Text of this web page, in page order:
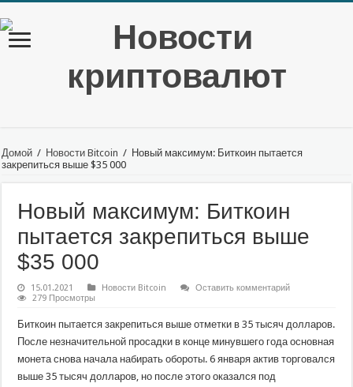
Домой / Новости Bitcoin / Новый максимум: Биткоин пытается
закрепиться выше $35 000
Новый максимум: Биткоин
пытается закрепиться выше
$35 000
15.01.2021 Новости Bitcoin
Оставить комментарий
279 Просмотры
Биткоин пытается закрепиться выше отметки в 35 тысяч долларов.
После незначительной просадки в конце минувшего года основная
монета снова начала набирать обороты. 6 января актив торговался
выше 35 тысяч долларов, но после этого оказался под